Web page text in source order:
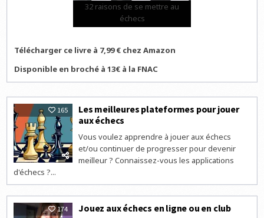
32 raisons de se mettre au
échecs
Télécharger ce livre à 7,99 € chez Amazon
Disponible en broché à 13€ à la FNAC
165
Les meilleures plateformes pour jouer
aux échecs
Vous voulez apprendre à jouer aux échecs
et/ou continuer de progresser pour devenir
meilleur ? Connaissez-vous les applications
d'échecs ?...
174 Jouez aux échecs en ligne ou en club